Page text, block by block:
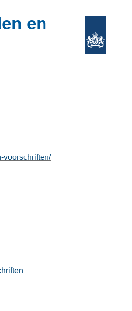
en
voorschriften/